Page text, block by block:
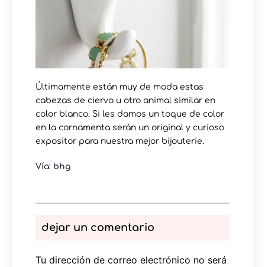
Últimamente están muy de moda estas
cabezas de ciervo u otro animal similar en
color blanco. Si les damos un toque de color
en la cornamenta serán un original y curioso
expositor para nuestra mejor bijouterie.
Vía: bhg
dejar un comentario
Tu dirección de correo electrónico no será